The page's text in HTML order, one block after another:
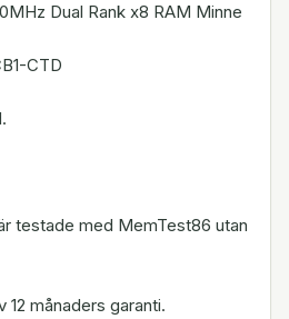
Dual Rank x8 RAM Minne
CTD
testade med MemTest86 utan
månaders garanti.